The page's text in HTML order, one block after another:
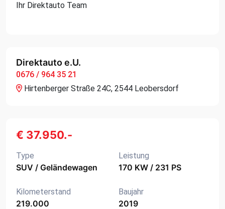
Ihr Direktauto Team
Direktauto e.U.
0676 / 964 35 21
Hirtenberger Straße 24C, 2544 Leobersdorf
€ 37.950.-
Type
SUV / Geländewagen
Leistung
170 KW / 231 PS
Kilometerstand
219.000
Baujahr
2019